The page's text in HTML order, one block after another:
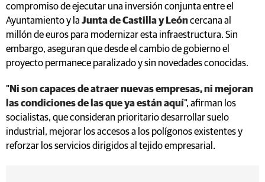
compromiso de ejecutar una inversión conjunta entre el
Ayuntamiento y la Junta de Castilla y Leóncercana al
millón de euros para modernizar esta infraestructura. Sin
embargo, aseguran que desde el cambio de gobierno el
proyecto permanece paralizado y sin novedades conocidas.
"Ni son capaces de atraer nuevas empresas, ni mejoran
las condiciones de las que ya están aquí", afirman los
socialistas, que consideran prioritario desarrollar suelo
industrial, mejorar los accesos a los polígonos existentes y
reforzar los servicios dirigidos al tejido empresarial.